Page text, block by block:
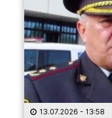
13.07.2026 - 13:58